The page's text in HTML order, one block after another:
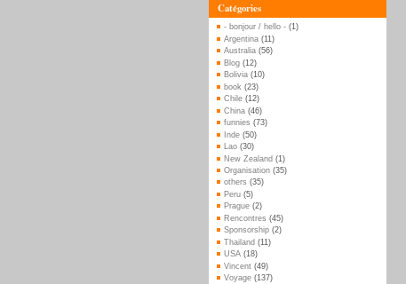
Catégories
- bonjour / hello - (1)
Argentina (11)
Australia (56)
Blog (12)
Bolivia (10)
book (23)
Chile (12)
China (46)
funnies (73)
Inde (50)
Lao (30)
New Zealand (1)
Organisation (35)
others (35)
Peru (5)
Prague (2)
Rencontres (45)
Sponsorship (2)
Thailand (11)
USA (18)
Vincent (49)
Voyage (137)